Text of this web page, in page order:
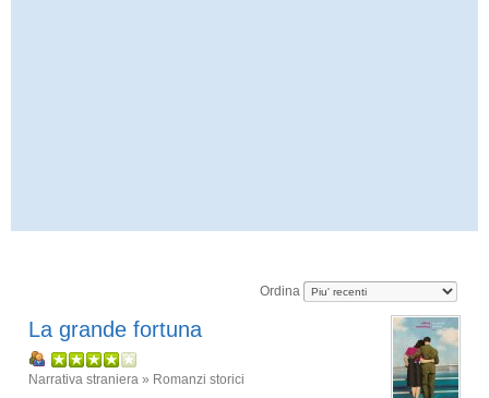
Ordina
La grande fortuna
Narrativa straniera » Romanzi storici